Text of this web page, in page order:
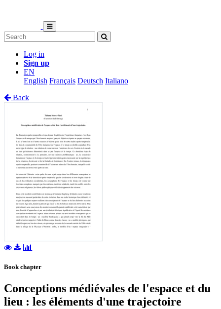
Log in
Sign up
EN
English Français Deutsch Italiano
Back
Book chapter
Conceptions médiévales de l'espace et du
lieu : les éléments d'une trajectoire